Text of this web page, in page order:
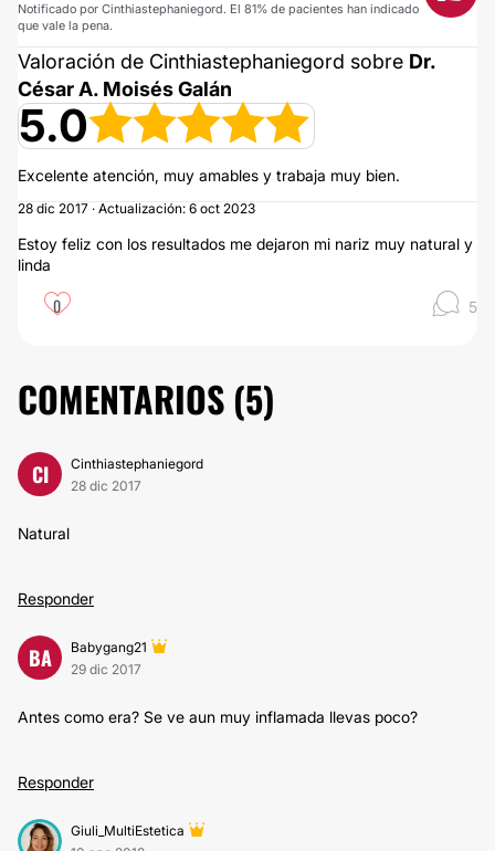
Notificado por Cinthiastephaniegord. El 81% de pacientes han indicado
que vale la pena.
Valoración de Cinthiastephaniegord sobre Dr.
César A. Moisés Galán
5.0
Excelente atención, muy amables y trabaja muy bien.
28 dic 2017 · Actualización: 6 oct 2023
Estoy feliz con los resultados me dejaron mi nariz muy natural y
linda
0 5
COMENTARIOS (5)
CI
Cinthiastephaniegord
28 dic 2017
Natural
Responder
BA
Babygang21
29 dic 2017
Antes como era? Se ve aun muy inflamada llevas poco?
Responder
Giuli_MultiEstetica